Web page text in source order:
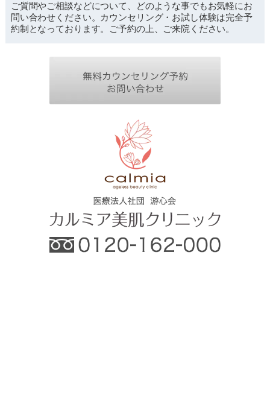
ご質問やご相談などについて、どのような事でもお気軽にお
問い合わせください。カウンセリング・お試し体験は完全予
約制となっております。ご予約の上、ご来院ください。